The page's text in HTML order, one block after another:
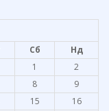
Сб
Нд
1
2
8
9
15
16